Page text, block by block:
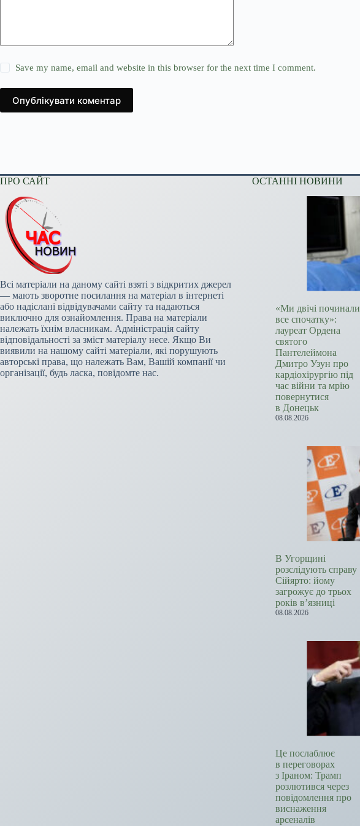
Save my name, email and website in this browser for the next time I comment.
Опублікувати коментар
ПРО САЙТ
Всі матеріали на даному сайті взяті з відкритих джерел
— мають зворотне посилання на матеріал в інтернеті
або надіслані відвідувачами сайту та надаються
виключно для ознайомлення. Права на матеріали
належать їхнім власникам. Адміністрація сайту
відповідальності за зміст матеріалу несе. Якщо Ви
виявили на нашому сайті матеріали, які порушують
авторські права, що належать Вам, Вашій компанії чи
організації, будь ласка, повідомте нас.
ОСТАННІ НОВИНИ
«Ми двічі починали
все спочатку»:
лауреат Ордена
святого
Пантелеймона
Дмитро Узун про
кардіохірургію під
час війни та мрію
повернутися
в Донецьк
08.08.2026
В Угорщині
розслідують справу
Сійярто: йому
загрожує до трьох
років в’язниці
08.08.2026
Це послаблює
в переговорах
з Іраном: Трамп
розлютився через
повідомлення про
виснаження
арсеналів